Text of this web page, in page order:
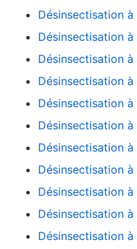
Désinsectisation
Désinsectisation à
Désinsectisation à
Désinsectisation à
Désinsectisation à
Désinsectisation à
Désinsectisation à
Désinsectisation
Désinsectisation
Désinsectisation
Désinsectisation à